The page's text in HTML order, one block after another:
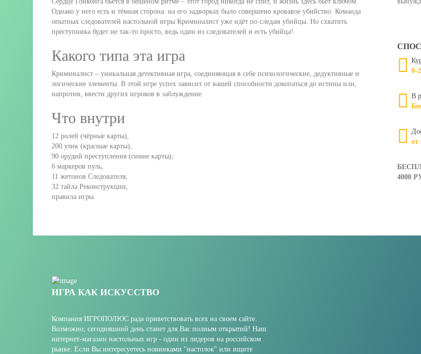
Однако у него есть и тёмная сторона: на его задворках было совершено кровавое убийство. Команда
опытных следователей настольной игры Криминалист уже идёт по следам убийцы. Но схватить
преступника будет не так-то просто, ведь один из следователей и есть убийца!
Какого типа эта игра
Криминалист – уникальная детективная игра, соединяющая в себе психологические, дедуктивные и
логические элементы. В этой игре успех зависит от вашей способности докопаться до истины или,
напротив, ввести других игроков в заблуждение.
Что внутри
12 ролей (чёрные карты),
200 улик (красные карты),
90 орудий преступления (синие карты),
6 маркеров пуль,
11 жетонов Следователя,
32 тайла Реконструкции,
правила игры.
0-
В
от
4000
ИГРА КАК ИСКУССТВО
Компания ИГРОПОЛЮС рада приветствовать всех на своем сайте.
Возможно, сегодняшний день станет для Вас полным открытий! Наш
интернет-магазин настольных игр - один из лидеров на российском
рынке. Если Вы интересуетесь новинками "настолок" или ищите